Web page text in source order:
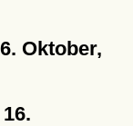
Oktober,